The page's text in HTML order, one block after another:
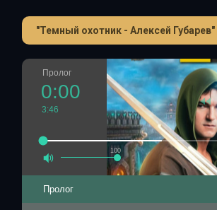
"Темный охотник - Алексей Губарев"
Пролог
100
0:00
3:46
Пролог